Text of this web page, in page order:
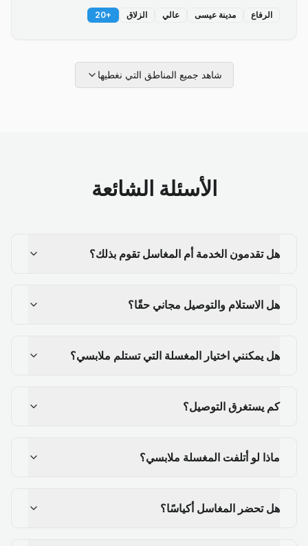
الرفاع مدينة عيسى عالي الزلاق +
20
شاهد جميع المناطق التي نغطيها
الأسئلة الشائعة
هل تقدمون الخدمة أم المغاسل تقوم بذلك؟
هل الاستلام والتوصيل مجاني حقًا؟
هل يمكنني اختيار المغسلة التي تستلم ملابسي؟
كم يستغرق التوصيل؟
ماذا لو أتلفت المغسلة ملابسي؟
هل تحضر المغاسل أكياسًا؟